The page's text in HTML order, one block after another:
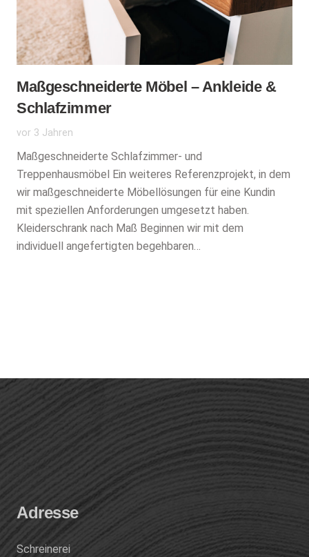
Maßgeschneiderte Möbel – Ankleide &
Schlafzimmer
vor 3 Jahren
Maßgeschneiderte Schlafzimmer- und
Treppenhausmöbel Ein weiteres Referenzprojekt, in dem
wir maßgeschneiderte Möbellösungen für eine Kundin
mit speziellen Anforderungen umgesetzt haben.
Kleiderschrank nach Maß Beginnen wir mit dem
individuell angefertigten begehbaren…
Adresse
Schreinerei